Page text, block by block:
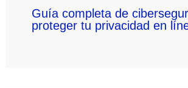
Guía completa de
proteger tu privacidad en